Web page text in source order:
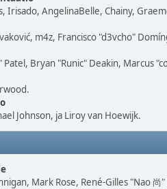
Irisado, AngelinaBelle, Chainy,
m4z, Francisco "d3vcho"
Patel, Bryan "Runic" Deakin, Marcus
Johnson, ja Liroy van Hoewijk.
Mark Rose, René-Gilles "Nao